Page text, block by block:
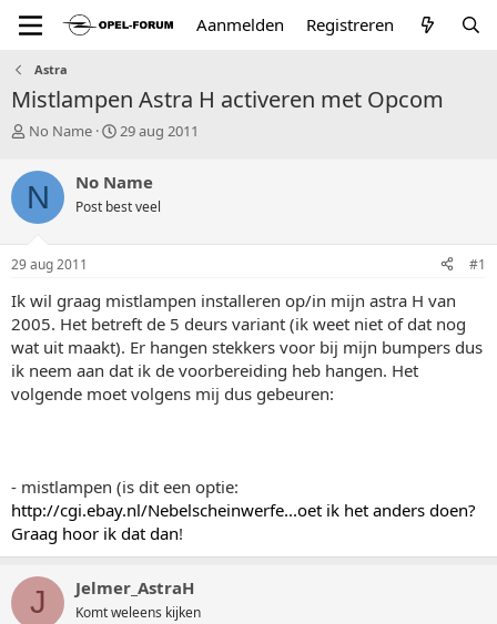
Aanmelden Registreren
Astra
Mistlampen Astra H activeren met Opcom
T
p
i
c
s
a
t
e
r
No Name
S
r
t
a
m
29 aug 2011
N No Name
Post best veel
29 aug 2011 #1
Ik wil graag mistlampen installeren op/in mijn astra H van
2005. Het betreft de 5 deurs variant (ik weet niet of dat nog
wat uit maakt). Er hangen stekkers voor bij mijn bumpers dus
ik neem aan dat ik de voorbereiding heb hangen. Het
volgende moet volgens mij dus gebeuren:
- mistlampen (is dit een optie:
http://cgi.ebay.nl/Nebelscheinwerfe...oet ik het anders doen?
Graag hoor ik dat dan!
J Jelmer_AstraH
Komt weleens kijken